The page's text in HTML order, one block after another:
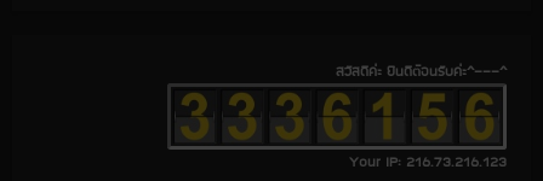
สวัสดีค่ะ ยินดีต้อนรับค่ะ^---^
Your IP: 216.73.216.123